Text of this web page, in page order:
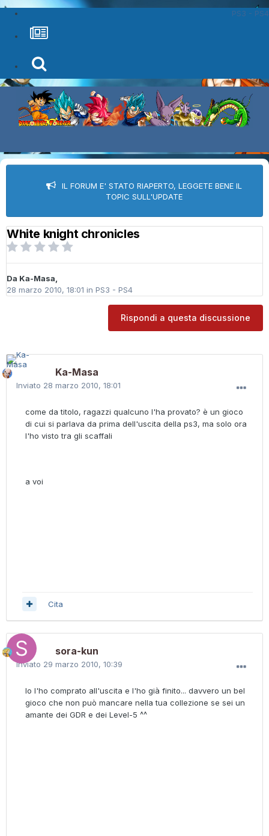
PS3 - PS4
IL FORUM E' STATO RIAPERTO, LEGGETE BENE IL
TOPIC SULL'UPDATE
White knight chronicles
Da Ka-Masa,
28 marzo 2010, 18:01 in PS3 - PS4
Rispondi a questa discussione
Ka-Masa
Inviato 28 marzo 2010, 18:01
come da titolo, ragazzi qualcuno l'ha provato? è un gioco
di cui si parlava da prima dell'uscita della ps3, ma solo ora
l'ho visto tra gli scaffali
a voi
Cita
sora-kun
Inviato 29 marzo 2010, 10:39
Io l'ho comprato all'uscita e l'ho già finito... davvero un bel
gioco che non può mancare nella tua collezione se sei un
amante dei GDR e dei Level-5 ^^